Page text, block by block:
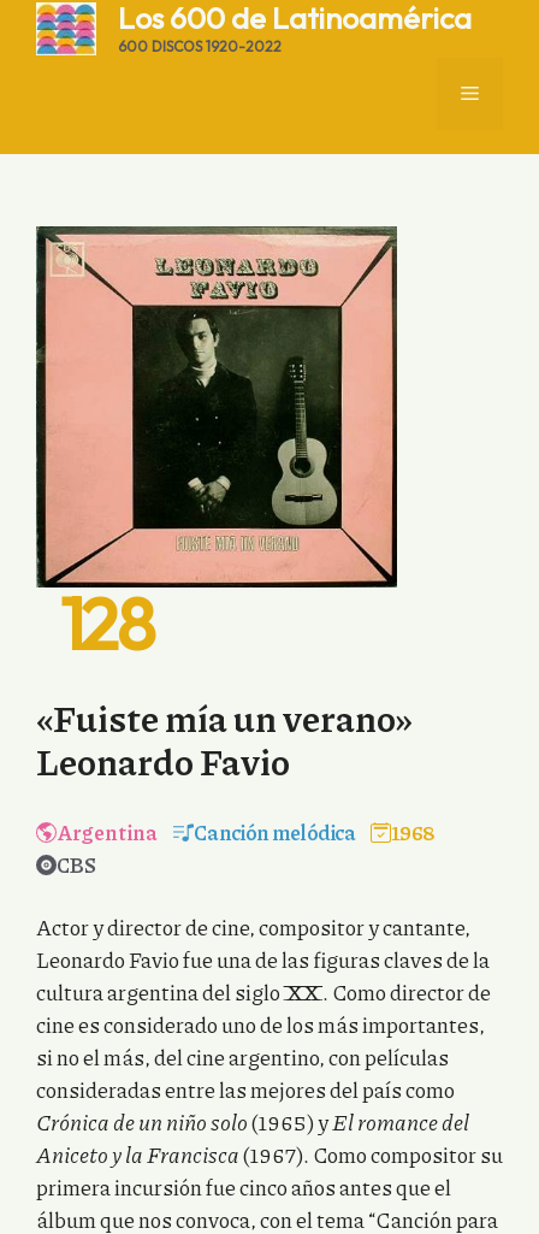
Saltar
Los 600 de Latinoamérica
600 DISCOS 1920-2022
MENÚ
128
«Fuiste mía un verano»
Leonardo Favio
Argentina Canción melódica
1968
CBS
Actor y director de cine, compositor y cantante,
Leonardo Favio fue una de las figuras claves de la
cultura argentina del siglo XX. Como director de
cine es considerado uno de los más importantes,
si no el más, del cine argentino, con películas
consideradas entre las mejores del país como
Crónica de un niño solo(1965) yEl romance del
Aniceto y la Francisca(1967). Como compositor su
primera incursión fue cinco años antes que el
álbum que nos convoca, con el tema “Canción para